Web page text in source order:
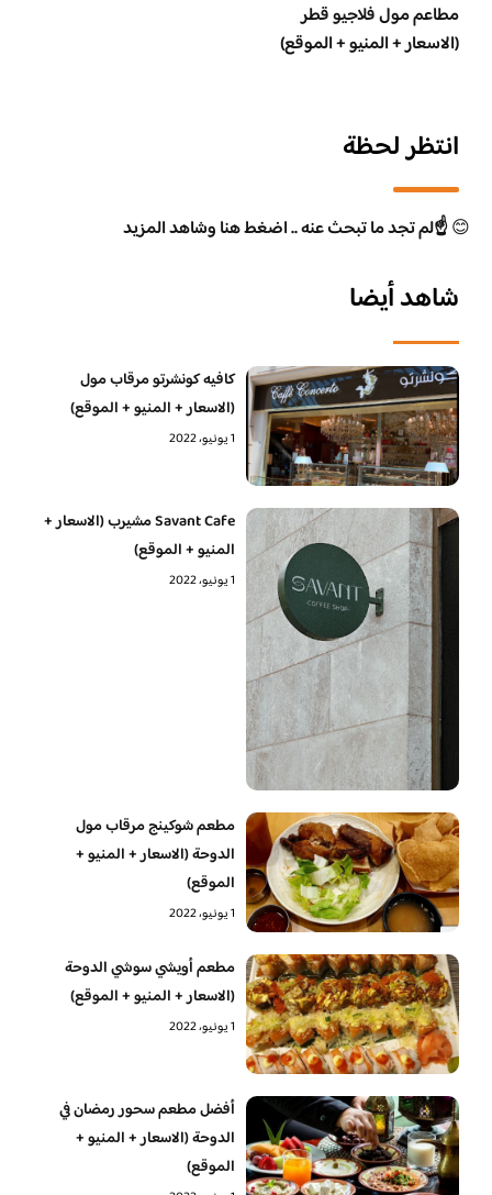
مطاعم مول فلاجيو قطر
(الاسعار + المنيو + الموقع)
انتظر لحظة
😊☝️لم تجد ما تبحث عنه .. اضغط هنا وشاهد المزيد
شاهد أيضا
كافيه كونشرتو مرقاب مول
(الاسعار + المنيو + الموقع)
1 يونيو، 2022
Savant Cafe مشيرب (الاسعار +
المنيو + الموقع)
1 يونيو، 2022
مطعم شوكينج مرقاب مول
الدوحة (الاسعار + المنيو +
الموقع)
1 يونيو، 2022
مطعم أويشي سوشي الدوحة
(الاسعار + المنيو + الموقع)
1 يونيو، 2022
أفضل مطعم سحور رمضان في
الدوحة (الاسعار + المنيو +
الموقع)